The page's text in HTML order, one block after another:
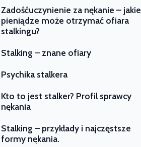
Zadośćuczynienie za nękanie – jakie
pieniądze może otrzymać ofiara
stalkingu?
Stalking – znane ofiary
Psychika stalkera
Kto to jest stalker? Profil sprawcy
nękania
Stalking – przykłady i najczęstsze
formy nękania.